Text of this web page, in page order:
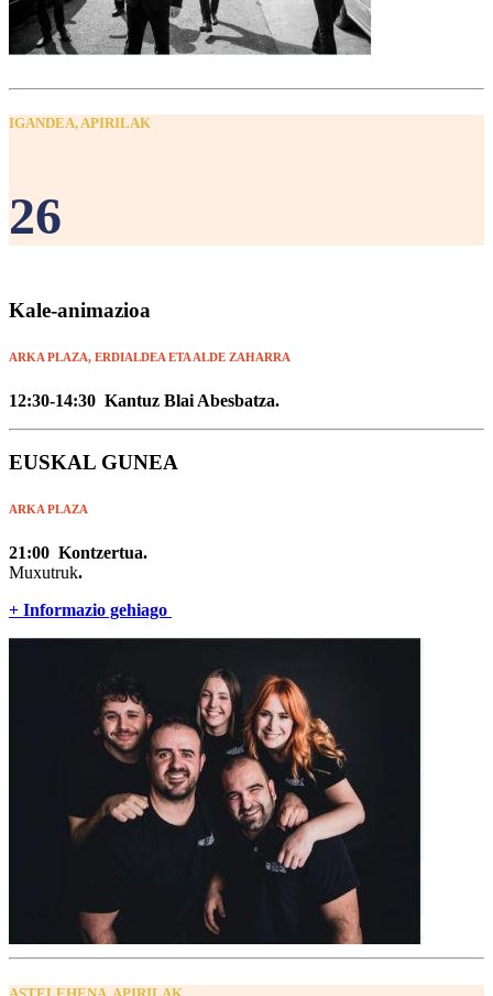
IGANDEA, APIRILAK
26
Kale-animazioa
ARKA PLAZA, ERDIALDEA ETA ALDE ZAHARRA
12:30-14:30 Kantuz Blai Abesbatza.
EUSKAL GUNEA
ARKA PLAZA
21:00 Kontzertua.
Muxutruk.
+ Informazio gehiago